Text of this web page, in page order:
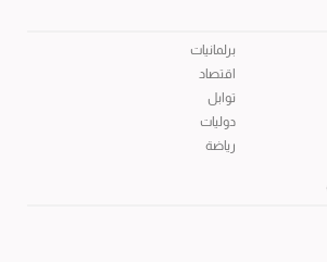
برلمانيات
اقتصاد
توابل
دوليات
رياضة